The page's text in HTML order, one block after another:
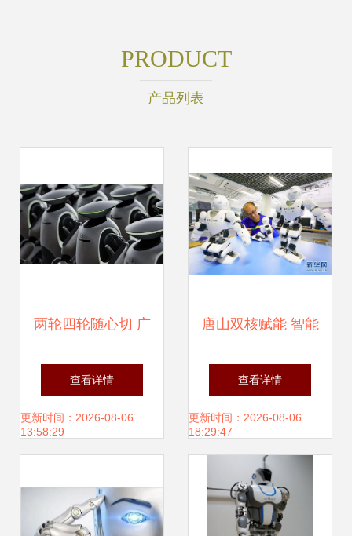
PRODUCT
产品列表
两轮四轮随心切 广
汽集团第三代智能
人形机器人
义智能机器人新标
查看详情
更新时间：2026-08-06
13:58:29
唐山双核赋能 智能
机器人研发新高地
崛起
查看详情
更新时间：2026-08-06
18:29:47